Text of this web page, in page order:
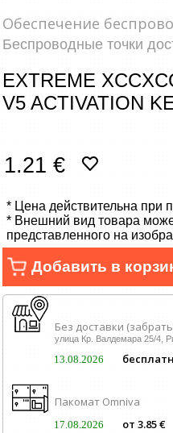
Запомнить
Продукция apple
Компьютерная
Компьютерные
Сетевые товары
Смарт устройства
ТВ, Фото и
Автотовары
Renewd техника,
Обеспечение
Беспроводные точки
EXTREME
V5 ACTIVATION
1.21 €
* Цена действительна при
* Внешний вид товара
представленного на
Добавить в
Без доставки
улица Кр. Валдемара 25/4,
13.08.2026
Пакомат Omniva
17.08.2026 от 3.85 €